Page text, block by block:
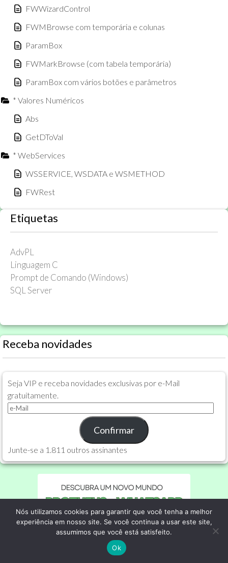
FWWizardControl
FWMBrowse com temporária e colunas
ParamBox
FWMarkBrowse (com tabela temporária)
ParamBox com vários botões e parâmetros
* Valores Numéricos
Abs
GetDToVal
* WebServices
WSSERVICE, WSDATA e WSMETHOD
FWRest
Etiquetas
AdvPL
Linguagem C
Prompt de Comando (Windows)
SQL Server
Receba novidades
Seja VIP e receba novidades exclusivas por e-Mail
gratuitamente.
e-
Confirmar
Junte-se a 1.811 outros assinantes
Nós utilizamos cookies para garantir que você tenha a melhor
experiência em nosso site. Se você continua a usar este site,
assumimos que você está satisfeito.
Ok